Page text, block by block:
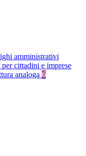
amministrativi
cittadini e imprese
analoga 6